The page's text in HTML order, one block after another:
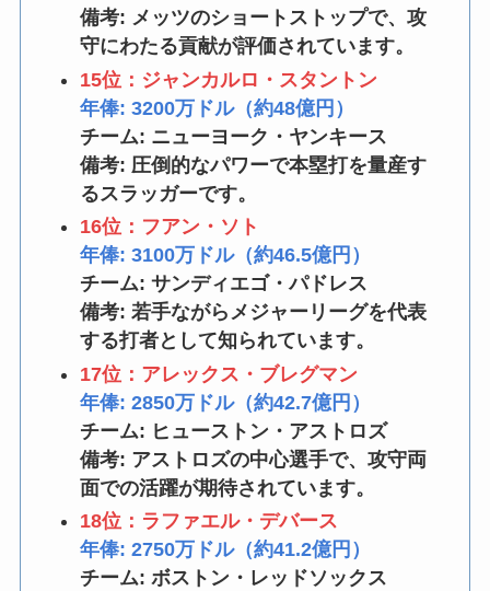
備考: メッツのショートストップで、攻
守にわたる貢献が評価されています。
15位：ジャンカルロ・スタントン
年俸: 3200万ドル（約48億円）
チーム: ニューヨーク・ヤンキース
備考: 圧倒的なパワーで本塁打を量産す
るスラッガーです。
16位：フアン・ソト
年俸: 3100万ドル（約46.5億円）
チーム: サンディエゴ・パドレス
備考: 若手ながらメジャーリーグを代表
する打者として知られています。
17位：アレックス・ブレグマン
年俸: 2850万ドル（約42.7億円）
チーム: ヒューストン・アストロズ
備考: アストロズの中心選手で、攻守両
面での活躍が期待されています。
18位：ラファエル・デバース
年俸: 2750万ドル（約41.2億円）
チーム: ボストン・レッドソックス